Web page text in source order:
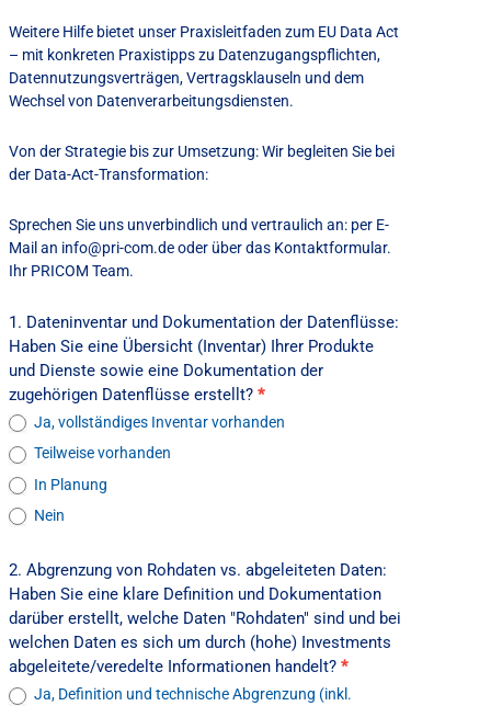
Weitere Hilfe bietet unser Praxisleitfaden zum EU Data Act
– mit konkreten Praxistipps zu Datenzugangspflichten,
Datennutzungsverträgen, Vertragsklauseln und dem
Wechsel von Datenverarbeitungsdiensten.
Von der Strategie bis zur Umsetzung: Wir begleiten Sie bei
der Data-Act-Transformation:
Sprechen Sie uns unverbindlich und vertraulich an: per E-
Mail an info@pri-com.de oder über das Kontaktformular.
Ihr PRICOM Team.
1. Dateninventar und Dokumentation der Datenflüsse:
Haben Sie eine Übersicht (Inventar) Ihrer Produkte
und Dienste sowie eine Dokumentation der
zugehörigen Datenflüsse erstellt? *
Ja, vollständiges Inventar vorhanden
Teilweise vorhanden
In Planung
Nein
2. Abgrenzung von Rohdaten vs. abgeleiteten Daten:
Haben Sie eine klare Definition und Dokumentation
darüber erstellt, welche Daten "Rohdaten" sind und bei
welchen Daten es sich um durch (hohe) Investments
abgeleitete/veredelte Informationen handelt? *
Ja, Definition und technische Abgrenzung (inkl.